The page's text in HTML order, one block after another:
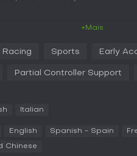
e comportamento
híbridos, force feedback e
às condições de
usa matching por
sem rivais.
+Mais
Racing Sports Early
Partial Controller Support
Italian
English Spanish - Spain
Chinese